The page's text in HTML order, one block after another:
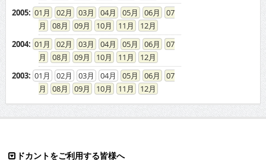
2005: 01 02 03 04 05 06
07
08
09 10 11
12
2004: 01 02 03 04 05 06
07
08
09 10 11
12
2003: 01 02 03 04 05 06
07
08
09 10 11 12
ドカントをご利用する皆様へ